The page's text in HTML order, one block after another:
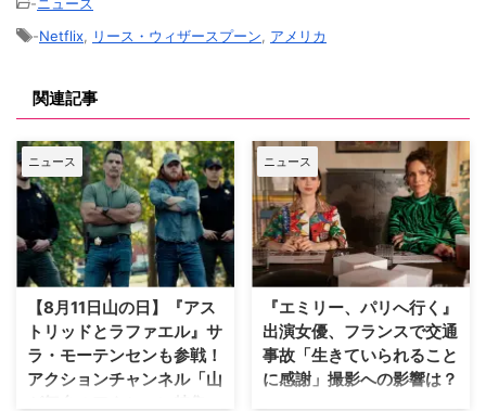
-Netflix リース・ウィザースプーン アメリカ
関連記事
ニュース
【8月11日山の日】『アス
トリッドとラファエル』サ
ラ・モーテンセンも参戦！
アクションチャンネル「山
が舞台のアクション特集」
ニュース
『エミリー、パリへ行く』
出演女優、フランスで交通
事故「生きていられること
に感謝」撮影への影響は？
人気Netflixドラマ『エミリー、パ